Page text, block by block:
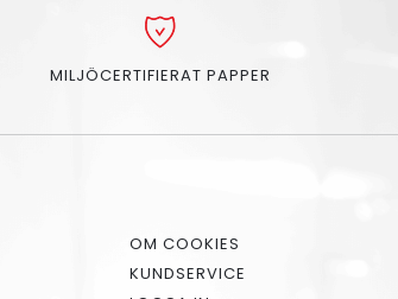
MILJÖCERTIFIERAT PAPPER
OM COOKIES
KUNDSERVICE